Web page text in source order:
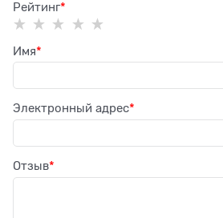
Рейтинг
Имя
Электронный адрес
Отзыв